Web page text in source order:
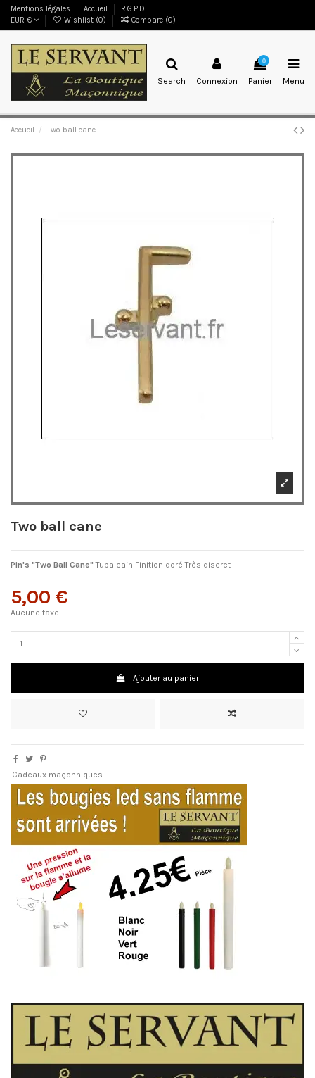
Mentions légales Accueil
R.G.P.D.
EUR €
Wishlist (0) Compare (0)
Search Connexion
0
Panier Menu
Accueil Two ball cane
Two ball cane
Pin's "Two Ball Cane" Tubalcain Finition doré Très discret
5,00 €
Aucune taxe
Ajouter au panier
Cadeaux maçonniques